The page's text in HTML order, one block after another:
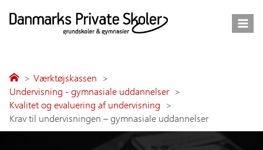
Værktøjskassen
Undervisning - gymnasiale uddannelser
Kvalitet og evaluering af undervisning
Krav til undervisningen – gymnasiale uddannelser